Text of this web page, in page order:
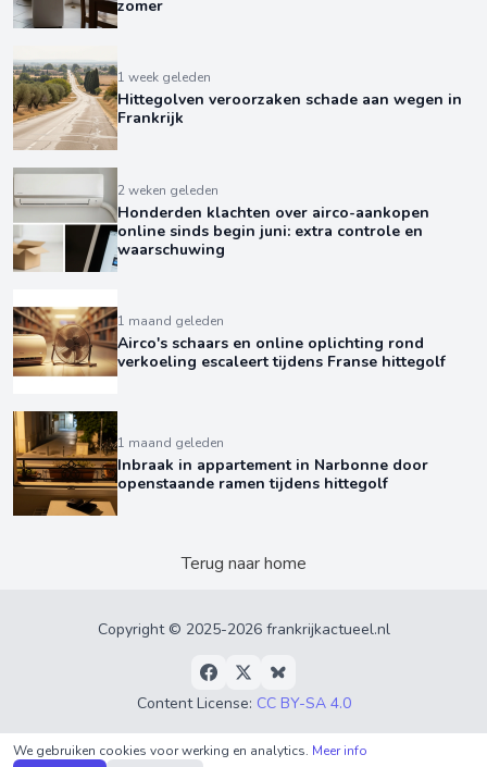
zomer
1 week geleden
Hittegolven veroorzaken schade aan wegen in
Frankrijk
2 weken geleden
Honderden klachten over airco-aankopen
online sinds begin juni: extra controle en
waarschuwing
1 maand geleden
Airco's schaars en online oplichting rond
verkoeling escaleert tijdens Franse hittegolf
1 maand geleden
Inbraak in appartement in Narbonne door
openstaande ramen tijdens hittegolf
Terug naar home
Copyright © 2025-2026 frankrijkactueel.nl
Content License: CC BY-SA 4.0
Privacyverklaring
• Algemene Voorwaarden •
Over
We gebruiken cookies voor werking en analytics. Meer info